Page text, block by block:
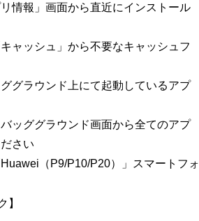
情報」画面から直近にインストール
ャッシュ」から不要なキャッシュフ
グラウンド上にて起動しているアプ
ッググラウンド画面から全てのアプ
さい
（P9/P10/P20）」スマートフォ
】